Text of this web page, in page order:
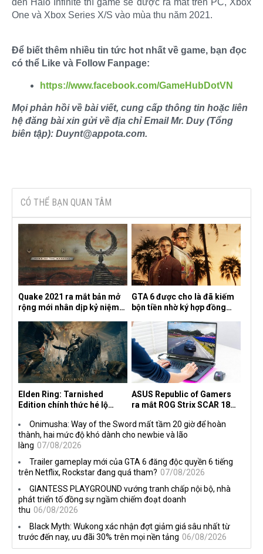
One và Xbox Series X/S vào mùa thu năm 2021.
Để biết thêm nhiều tin tức hot nhất về game, bạn đọc
có thể Like và Follow Fanpage:
https://www.facebook.com/GameHubDotVN
Mọi phản hồi về bài viết, cung cấp thông tin hoặc liên
hệ đăng bài xin gửi về địa chỉ Email Mr. Duy (Tổng
biên tập): Duynt@appota.com.
CÓ THỂ BẠN QUAN TÂM
Quake 2021 ra mắt bản mở
rộng mới nhân dịp kỷ niệm
the Machine
GTA 6 được cho là đã kiếm
bộn tiền nhờ ký hợp đồng
Elden Ring: Tarnished
Edition chính thức hé lộ
ASUS Republic of Gamers
ra mắt ROG Strix SCAR 18
Onimusha: Way of the Sword mất tầm 20 giờ để hoàn
thành, hai mức độ khó dành cho newbie và lão
làng 07/08/2026
Trailer gameplay mới của GTA 6 đăng độc quyền 6 tiếng
trên Netflix, Rockstar đang quá tham? 07/08/2026
GIANTESS PLAYGROUND vướng tranh chấp nội bộ, nhà
phát triển tố đồng sự ngầm chiếm đoạt doanh
thu 06/08/2026
Black Myth: Wukong xác nhận đợt giảm giá sâu nhất từ
trước đến nay, ưu đãi 30% trên mọi nền tảng 06/08/2026